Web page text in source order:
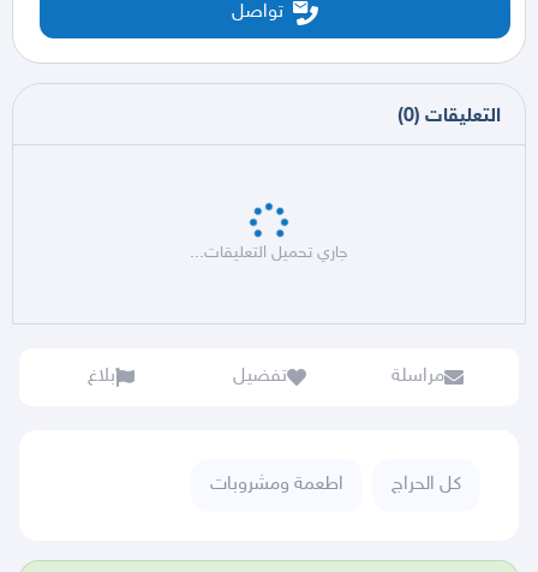
تواصل
التعليقات (
0
)
جاري تحميل التعليقات...
مراسلة تفضيل بلاغ
كل الحراج اطعمة ومشروبات